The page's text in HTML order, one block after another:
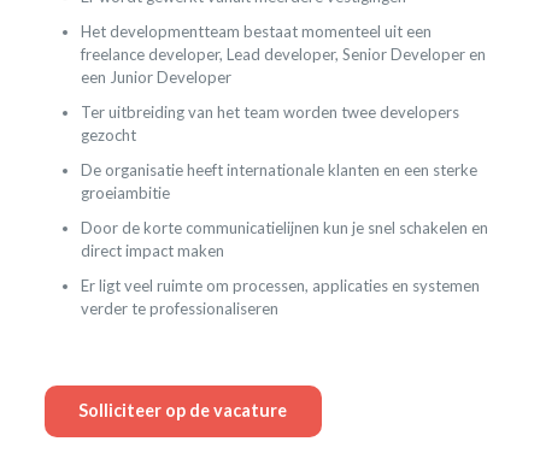
Het developmentteam bestaat momenteel uit een
freelance developer, Lead developer, Senior Developer en
een Junior Developer
Ter uitbreiding van het team worden twee developers
gezocht
De organisatie heeft internationale klanten en een sterke
groeiambitie
Door de korte communicatielijnen kun je snel schakelen en
direct impact maken
Er ligt veel ruimte om processen, applicaties en systemen
verder te professionaliseren